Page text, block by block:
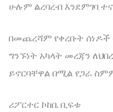
ሁሉም ልረባረብ እንደምገባ
በመጨረሻም የቀረቡት ሰነዶች
ግንኙነት አካላት መረጃን
ይኖርባቸዋል በሚል የጋራ
ሪፖርተር ኮከቤ ቢፍቱ